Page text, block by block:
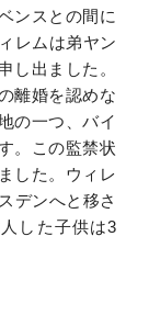
ンスとの間に
レムは弟ヤン
し出ました。
離婚を認めな
の一つ、バイ
。この監禁状
した。ウィレ
デンへと移さ
した子供は3